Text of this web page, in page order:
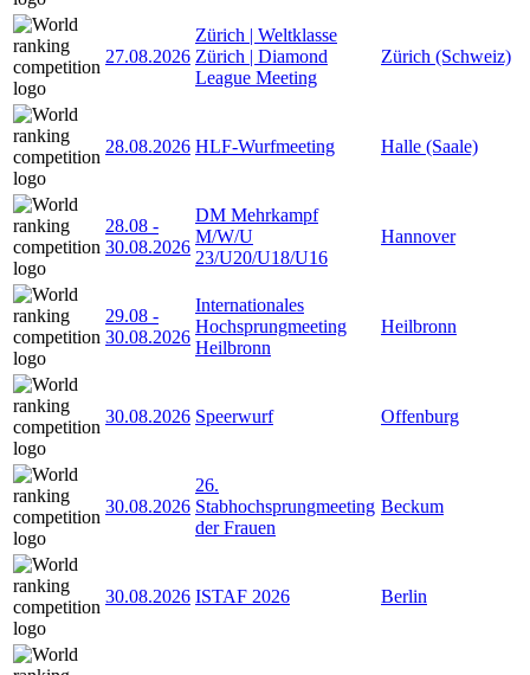
27.08.2026
Zürich | Weltklasse
Zürich | Diamond
League Meeting
Zürich (Schweiz)
28.08.2026 HLF-Wurfmeeting Halle (Saale)
28.08 -
30.08.2026
DM Mehrkampf
M/W/U
23/U20/U18/U16
Hannover
29.08 -
30.08.2026
Internationales
Hochsprungmeeting
Heilbronn
Heilbronn
30.08.2026 Speerwurf Offenburg
30.08.2026
26.
Stabhochsprungmeeting
der Frauen
Beckum
30.08.2026 ISTAF 2026 Berlin